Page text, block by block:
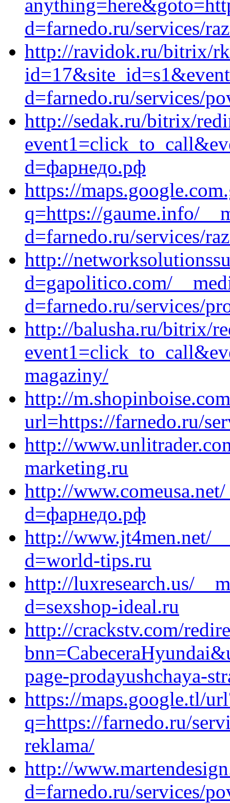
d=farnedo.ru/services/
http://ravidok.ru/bitrix/
d=farnedo.ru/services/
http://sedak.ru/bitrix/
d=фарнедо.рф
https://
q=https://gaume.info/
d=farnedo.ru/services/
http://
d=gapolitico.com/
d=farnedo.ru/services/
http://balusha.ru/bitrix/
magaziny/
http://
url=https://farnedo.ru/
http://
marketing.ru
http://
d=фарнедо.рф
http://www.jt4men.net/
d=world-tips.ru
http://luxresearch.us/
d=sexshop-ideal.ru
http://crackstv.com/
page-prodayushchaya-
https://maps.google.tl/
q=https://farnedo.ru/
reklama/
http://
d=farnedo.ru/services/